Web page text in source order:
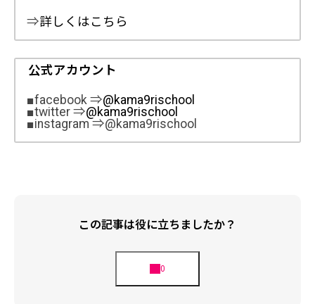
⇒詳しくはこちら
公式アカウント
■facebook ⇒@kama9rischool
■twitter ⇒@kama9rischool
■instagram ⇒@kama9rischool
この記事は役に立ちましたか？